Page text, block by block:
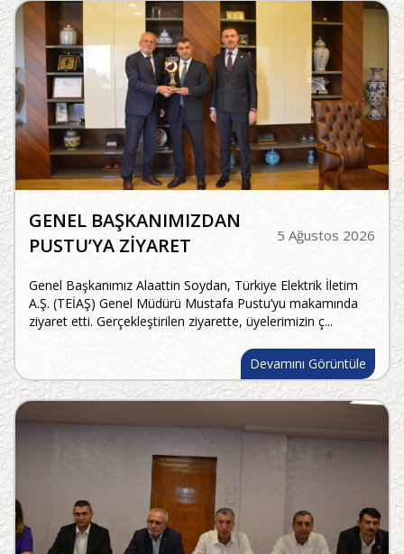
5 Ağustos 2026
GENEL BAŞKANIMIZDAN
PUSTU’YA ZİYARET
Genel Başkanımız Alaattin Soydan, Türkiye Elektrik İletim
A.Ş. (TEİAŞ) Genel Müdürü Mustafa Pustu’yu makamında
ziyaret etti. Gerçekleştirilen ziyarette, üyelerimizin ç...
Devamını Görüntüle